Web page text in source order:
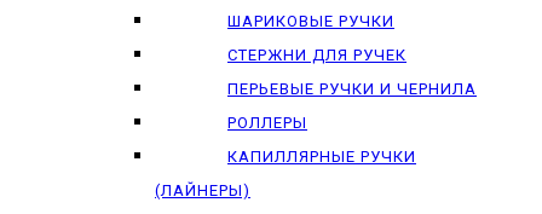
ШАРИКОВЫЕ РУЧКИ
СТЕРЖНИ ДЛЯ РУЧЕК
ПЕРЬЕВЫЕ РУЧКИ И ЧЕРНИЛА
РОЛЛЕРЫ
КАПИЛЛЯРНЫЕ РУЧКИ
(ЛАЙНЕРЫ)